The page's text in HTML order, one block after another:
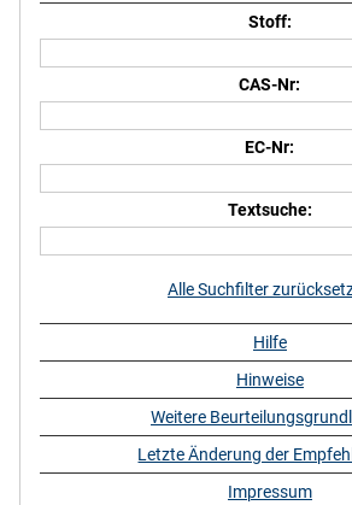
Stoff:
CAS-Nr:
EC-Nr:
Textsuche:
Alle Suchfilter
Hilfe
Hinweise
Weitere
Letzte Änderung der
Impressum